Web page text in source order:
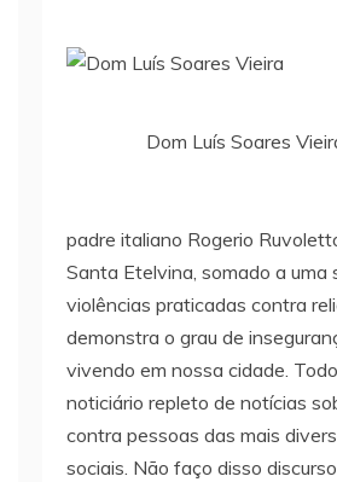
Dom Luís Soares
padre italiano Rogerio
Santa Etelvina, somado a uma
violências praticadas contra
demonstra o grau de
vivendo em nossa cidade.
noticiário repleto de notícias
contra pessoas das mais
sociais. Não faço disso